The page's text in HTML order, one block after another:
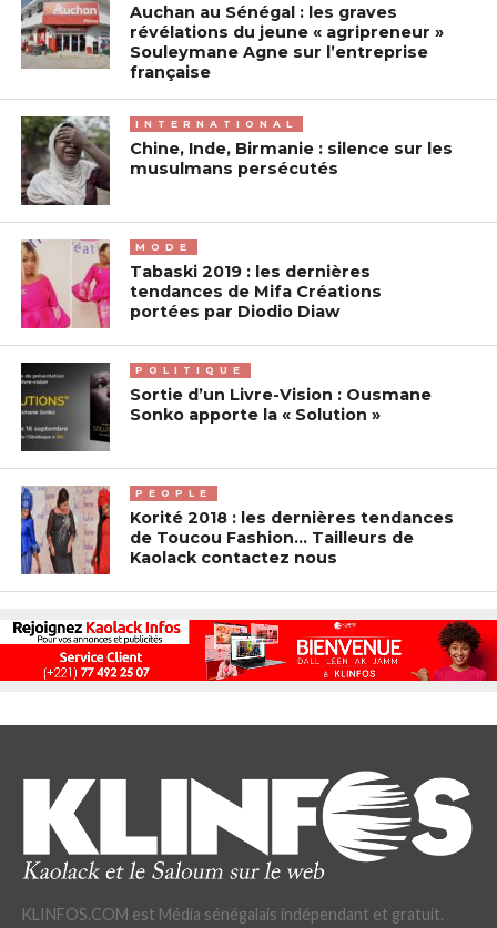
Auchan au Sénégal : les graves
révélations du jeune « agripreneur »
Souleymane Agne sur l’entreprise
française
INTERNATIONAL
Chine, Inde, Birmanie : silence sur les
musulmans persécutés
MODE
Tabaski 2019 : les dernières
tendances de Mifa Créations
portées par Diodio Diaw
POLITIQUE
Sortie d’un Livre-Vision : Ousmane
Sonko apporte la « Solution »
PEOPLE
Korité 2018 : les dernières tendances
de Toucou Fashion… Tailleurs de
Kaolack contactez nous
KLINFOS.COM est Média sénégalais indépendant et gratuit.